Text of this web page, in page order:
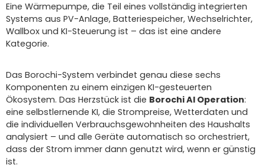
Eine Wärmepumpe, die Teil eines vollständig integrierten
Systems aus PV-Anlage, Batteriespeicher, Wechselrichter,
Wallbox und KI-Steuerung ist – das ist eine andere
Kategorie.
Das Borochi-System verbindet genau diese sechs
Komponenten zu einem einzigen KI-gesteuerten
Ökosystem. Das Herzstück ist die Borochi AI Operation:
eine selbstlernende KI, die Strompreise, Wetterdaten und
die individuellen Verbrauchsgewohnheiten des Haushalts
analysiert – und alle Geräte automatisch so orchestriert,
dass der Strom immer dann genutzt wird, wenn er günstig
ist.